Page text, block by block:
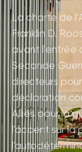
La charte de
Franklin D.
avant l'entrée
Seconde
directeurs
déclaration
Alliés pour la
l'accent sur la